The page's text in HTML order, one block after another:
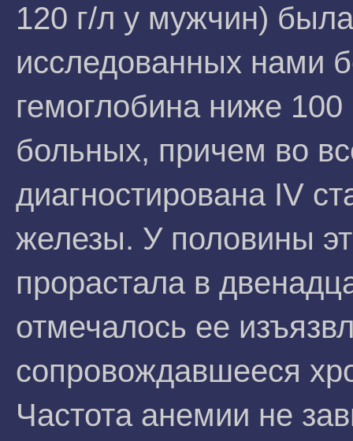
120 г/л у мужчин)
исследованных нами
гемоглобина ниже
больных, причем во
диагностирована IV
железы. У половины
прорастала в
отмечалось ее
сопровождавшееся
Частота анемии не